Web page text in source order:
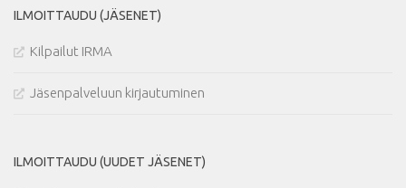
18,00 €
ILMOITTAUDU (JÄSENET)
Kilpailut IRMA
Jäsenpalveluun kirjautuminen
ILMOITTAUDU (UUDET JÄSENET)